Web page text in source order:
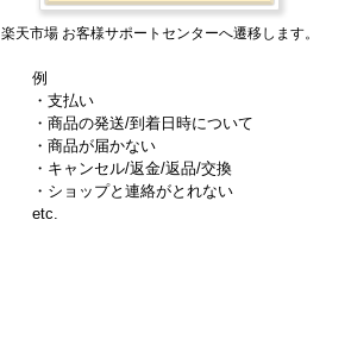
楽天市場 お客様サポートセンターへ遷移します。
例
・支払い
・商品の発送/到着日時について
・商品が届かない
・キャンセル/返金/返品/交換
・ショップと連絡がとれない
etc.